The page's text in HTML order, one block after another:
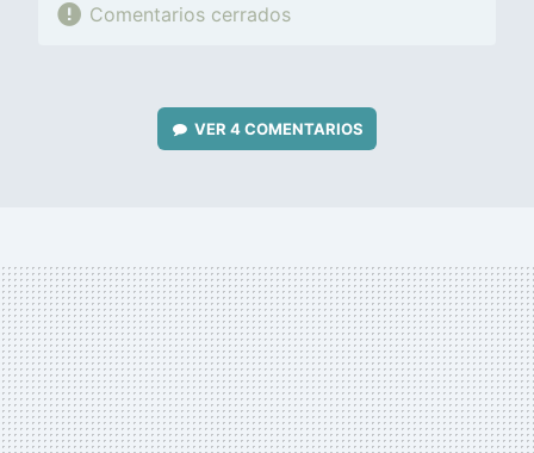
Comentarios cerrados
VER 4 COMENTARIOS